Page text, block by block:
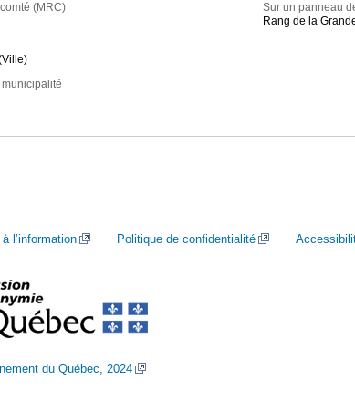
(MRC)
Sur un panneau
Rang de la
l’information Politique de confidentialité
du Québec, 2024